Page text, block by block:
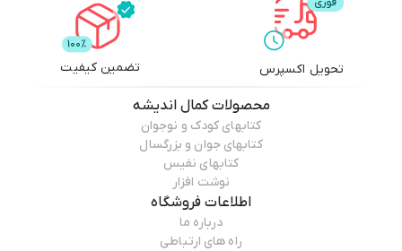
تحویل اکسپرس تضمین کیفیت
محصولاتکمال اندیشه
کتابهای کودک و نوجوان
کتابهای جوان و بزرگسال
کتابهای نفیس
نوشت افزار
اطلاعات فروشگاه
درباره ما
راه های ارتباطی